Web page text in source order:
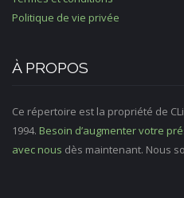
Politique de vie privée
À PROPOS
Ce répertoire est la propriété de
1994. Besoin d’augmenter votre
avec nous dès maintenant. Nous